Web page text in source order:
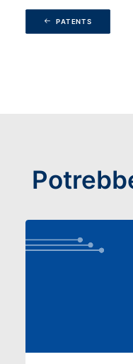
PATENTS